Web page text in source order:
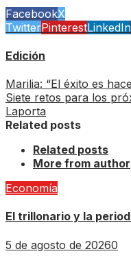
FacebookX
TwitterPinterestLinkedIn
Edición
Marilia: “El éxito es
Siete retos para los
Laporta
Related posts
Related posts
More from author
Economía
El trillonario y la
5 de agosto de 20260